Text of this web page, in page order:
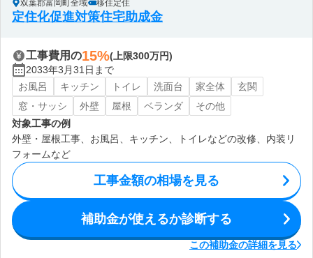
双葉郡富岡町全域 移住定住
定住化促進対策住宅助成金
工事費用の15%(上限300万円)
2033年3月31日まで
お風呂
キッチン トイレ 洗面台 家全体
玄関
窓・サッシ
外壁 屋根 ベランダ
その他
対象工事の例
外壁・屋根工事、お風呂、キッチン、トイレなどの改修、内装リ
フォームなど
工事金額の相場を見る
補助金が使えるか診断する
この補助金の詳細を見る